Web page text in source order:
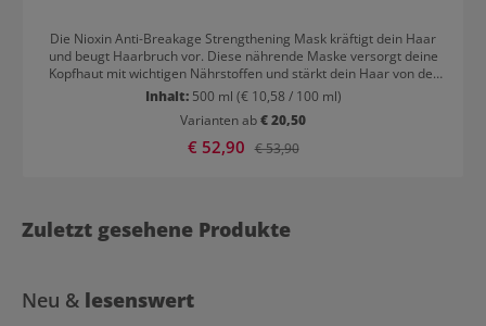
Die Nioxin Anti-Breakage Strengthening Mask kräftigt dein Haar
und beugt Haarbruch vor. Diese nährende Maske versorgt deine
Kopfhaut mit wichtigen Nährstoffen und stärkt dein Haar von der
Wurzel bis in die Spitzen. Sie ist ideal für trockenes, geschädigtes,
coloriertes und dünner werdendes Haar und macht es gesünder
und widerstandsfähiger. Anwendung von Nioxin Anti Breakage
Haar einmassieren, gleichmäßig verteilen und wie gewohnt stylen.
Inhalt: 500 ml (€ 10,58 / 100 ml)
Varianten ab€ 20,50
Verkaufspreis:
€ 52,90 Regulärer Preis:
€ 53,90
Zuletzt gesehene Produkte
Neu & lesenswert